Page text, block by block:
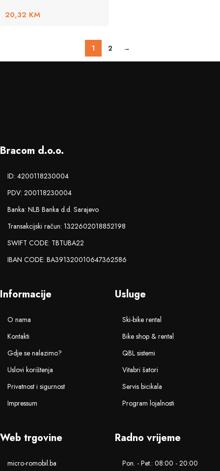
20,32 KM
1 2 →
Bracom d.o.o.
ID: 4200118230004
PDV: 200118230004
Banka: NLB Banka d.d. Sarajevo
Transakcijski račun: 1322602018852198
SWIFT CODE: TBTUBA22
IBAN CODE: BA391320010647362586
Informacije
O nama
Kontakti
Gdje se nalazimo?
Uslovi korištenja
Privatnost i sigurnost
Impressum
Usluge
Ski-bike rental
Bike shop & rental
QBL sistemi
Vitabri šatori
Servis bicikala
Program lojalnosti
Web trgovine
micro-romobil.ba
Radno vrijeme
Pon. - Pet.: 08:00 - 20:00